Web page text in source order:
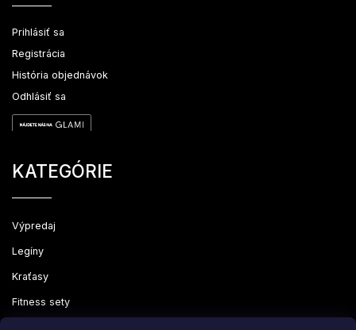
Prihlásiť sa
Registrácia
História objednávok
Odhlásiť sa
KATEGÓRIE
Výpredaj
Legíny
Kraťasy
Fitness sety